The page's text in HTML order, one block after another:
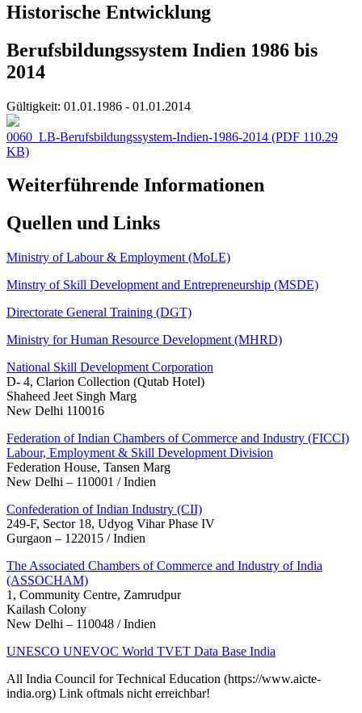
Historische Entwicklung
Berufsbildungssystem Indien 1986 bis
2014
Gültigkeit: 01.01.1986 - 01.01.2014
0060_LB-Berufsbildungssystem-Indien-1986-2014 (PDF 110.29
KB)
Weiterführende Informationen
Quellen und Links
Ministry of Labour & Employment (MoLE)
Minstry of Skill Development and Entrepreneurship (MSDE)
Directorate General Training (DGT)
Ministry for Human Resource Development (MHRD)
National Skill Development Corporation
D- 4, Clarion Collection (Qutab Hotel)
Shaheed Jeet Singh Marg
New Delhi 110016
Federation of Indian Chambers of Commerce and Industry (FICCI)
Labour, Employment & Skill Development Division
Federation House, Tansen Marg
New Delhi – 110001 / Indien
Confederation of Indian Industry (CII)
249-F, Sector 18, Udyog Vihar Phase IV
Gurgaon – 122015 / Indien
The Associated Chambers of Commerce and Industry of India
(ASSOCHAM)
1, Community Centre, Zamrudpur
Kailash Colony
New Delhi – 110048 / Indien
UNESCO UNEVOC World TVET Data Base India
All India Council for Technical Education (https://www.aicte-
india.org) Link oftmals nicht erreichbar!